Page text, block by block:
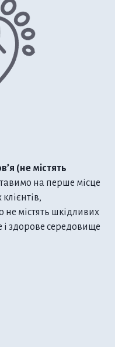
(не містять
на перше місце
містять шкідливих
здорове середовище